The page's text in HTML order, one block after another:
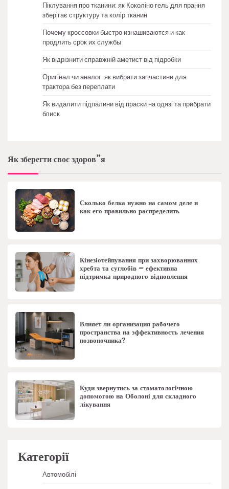
Піклування про тканини: як Коколіно гель для прання
зберігає структуру та колір тканин
Почему кроссовки быстро изнашиваются и как
продлить срок их службы
Як відрізнити справжній аметист від підробки
Оригінал чи аналог: як вибрати запчастини для
трактора без переплати
Як видалити підпалини від праски на одязі та прибрати
блиск
Як зберегти своє здоров”я
Сколько белка нужно на самом деле и
как его правильно распределить
Кінезіотейпування при захворюваннях
хребта та суглобів – ефективна
підтримка природного відновлення
Влияет ли организация рабочего
пространства на эффективность лечения
позвоночника?
Куди звернутись за стоматологічною
допомогою на Оболоні для складного
лікування
Категорії
Автомобілі